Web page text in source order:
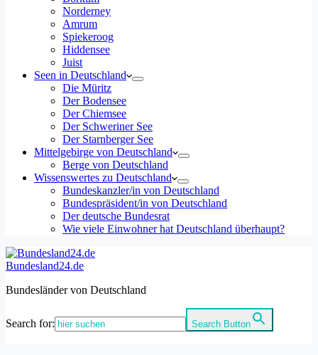
Norderney
Amrum
Spiekeroog
Hiddensee
Juist
Seen in Deutschland
Die Müritz
Der Bodensee
Der Chiemsee
Der Schweriner See
Der Starnberger See
Mittelgebirge von Deutschland
Berge von Deutschland
Wissenswertes zu Deutschland
Bundeskanzler/in von Deutschland
Bundespräsident/in von Deutschland
Der deutsche Bundesrat
Wie viele Einwohner hat Deutschland überhaupt?
Bundesland24.de
Bundesländer von Deutschland
Search for: Search Button